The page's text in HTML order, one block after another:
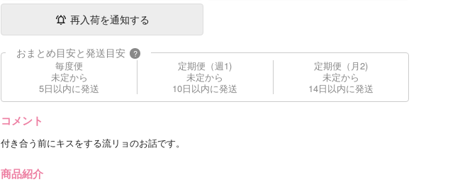
再入荷を通知する
おまとめ目安と発送目安 ?
毎度便
未定から
5日以内に発送
定期便（週1)
未定から
10日以内に発送
定期便（月2)
未定から
14日以内に発送
コメント
付き合う前にキスをする流リョのお話です。
商品紹介